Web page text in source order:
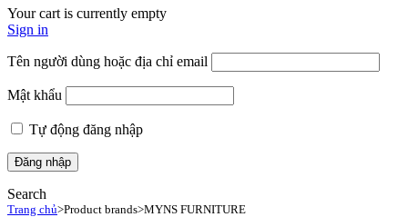
Your cart is currently empty
Sign in
Tên người dùng hoặc địa chỉ email
Mật khẩu
Tự động đăng nhập
Search
Trang chủ>Product brands>MYNS FURNITURE